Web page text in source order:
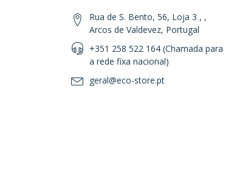
Rua de S. Bento, 56, Loja 3 , ,
Arcos de Valdevez, Portugal
+351 258 522 164 (Chamada para
a rede fixa nacional)
geral@eco-store.pt